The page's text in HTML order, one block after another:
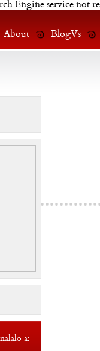
Engine service not
About BlogVs
a: